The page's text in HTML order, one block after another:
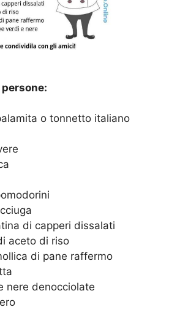
o tonnetto italiano
di capperi dissalati
aceto di riso
di pane raffermo
nere denocciolate